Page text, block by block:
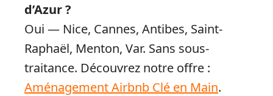
d’Azur ?
Oui — Nice, Cannes, Antibes, Saint-
Raphaël, Menton, Var. Sans sous-
traitance. Découvrez notre offre :
Aménagement Airbnb Clé en Main.